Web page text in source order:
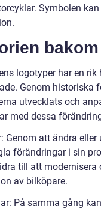
Symbolen
logotyper har en
Genom historiska
utvecklats och
med dessa
Genom att ändra
förändringar i sin
till att modernisera
av bilköpare.
På samma gång